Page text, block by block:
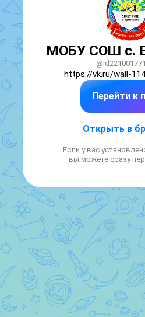
МОБУ СОШ с.
https://vk.ru/wall-
Перейти к
Открыть в
Если у вас
вы можете сразу